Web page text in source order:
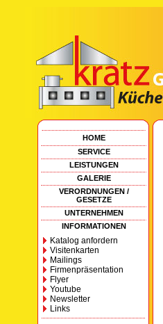
HOME
SERVICE
LEISTUNGEN
GALERIE
VERORDNUNGEN /
GESETZE
UNTERNEHMEN
INFORMATIONEN
Katalog anfordern
Visitenkarten
Mailings
Firmenpräsentation
Flyer
Youtube
Newsletter
Links